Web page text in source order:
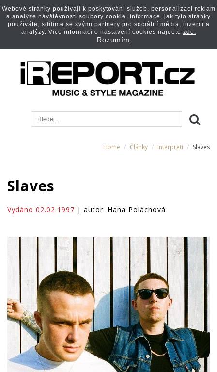
Home Články Interpreti Slaves
Slaves
Vydáno 02.02.1997 | autor: Hana Poláchová
Webové stránky používají k poskytování služeb, personalizaci reklam
a analýze návštěvnosti soubory cookie. Informace, jak tyto stránky
používáte, sdílíme se svými partnery pro sociální média, inzerci a
analýzy. Více informací o nastavení cookies najdete zde.
Rozumím